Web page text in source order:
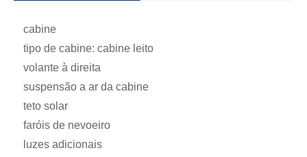
cabine
tipo de cabine: cabine leito
volante à direita
suspensão a ar da cabine
teto solar
faróis de nevoeiro
luzes adicionais